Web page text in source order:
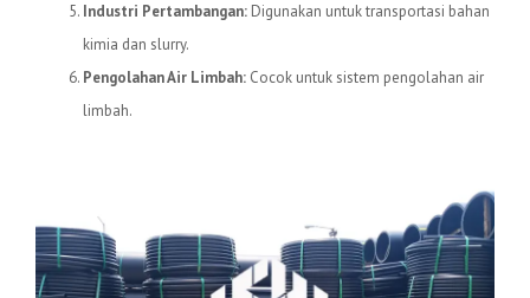
Industri Pertambangan: Digunakan untuk transportasi bahan
kimia dan slurry.
Pengolahan Air Limbah: Cocok untuk sistem pengolahan air
limbah.